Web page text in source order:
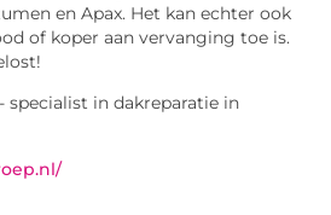
en Apax. Het kan echter ook
of koper aan vervanging toe is.